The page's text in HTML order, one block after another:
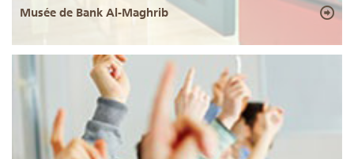
Musée de Bank Al-Maghrib